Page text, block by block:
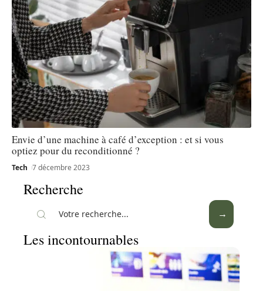
Envie d’une machine à café d’exception : et si vous
optiez pour du reconditionné ?
Tech 7 décembre 2023
Recherche
Les incontournables